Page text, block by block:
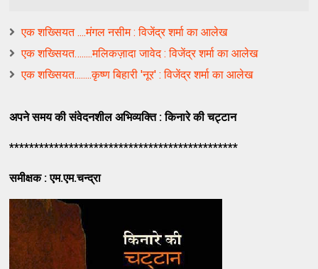
एक शख्सियत ....मंगल नसीम : विजेंद्र शर्मा का आलेख
एक शख्सियत….....मलिकज़ादा जावेद : विजेंद्र शर्मा का आलेख
एक शख्सियत........कृष्ण बिहारी 'नूर' : विजेंद्र शर्मा का आलेख
अपने समय की संवेदनशील अभिव्यक्ति : किनारे की चट्टान
**********************************************
समीक्षक : एम.एम.चन्द्रा